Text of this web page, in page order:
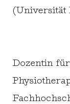
(Universität
Dozentin